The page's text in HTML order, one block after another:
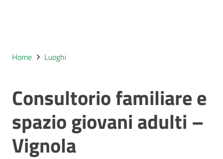
Home Luoghi
Consultorio familiare e
spazio giovani adulti –
Vignola